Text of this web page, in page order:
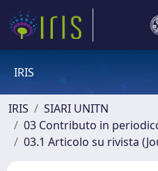
IRIS
IRIS
SIARI UNITN
03 Contributo in
03.1 Articolo su rivista